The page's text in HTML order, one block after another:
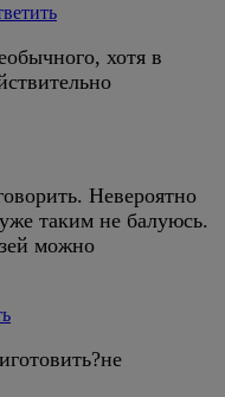
хотя в
Невероятно
таким не балуюсь.
можно